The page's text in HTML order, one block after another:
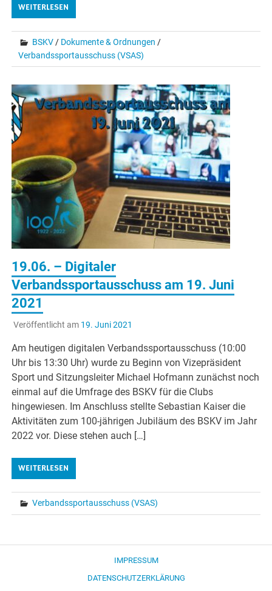
WEITERLESEN
BSKV/ Dokumente & Ordnungen /
Verbandssportausschuss (VSAS)
19.06. – Digitaler
Verbandssportausschuss am 19. Juni
2021
Veröffentlicht am 19. Juni 2021
Am heutigen digitalen Verbandssportausschuss (10:00
Uhr bis 13:30 Uhr) wurde zu Beginn von Vizepräsident
Sport und Sitzungsleiter Michael Hofmann zunächst noch
einmal auf die Umfrage des BSKV für die Clubs
hingewiesen. Im Anschluss stellte Sebastian Kaiser die
Aktivitäten zum 100-jährigen Jubiläum des BSKV im Jahr
2022 vor. Diese stehen auch […]
WEITERLESEN
Verbandssportausschuss (VSAS)
IMPRESSUM
DATENSCHUTZERKLÄRUNG